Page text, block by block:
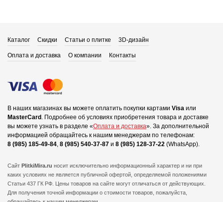
Каталог Скидки Статьи о плитке 3D-дизайн
Оплата и доставка О компании Контакты
В наших магазинах вы можете оплатить покупки картами Visa или
MasterCard . Подробнее об условиях приобретения товара и доставке
вы можете узнать в разделе «Оплата и доставка». За дополнительной
информацией обращайтесь к нашим менеджерам по телефонам:
8 (985) 185-49-84, 8 (985) 540-37-87 и 8 (985) 128-37-22 (WhatsApp).
Сайт PlitkiMira.ru носит исключительно информационный характер и ни при
каких условиях не является публичной офертой, определяемой положениями
Статьи 437 ГК РФ. Цены товаров на сайте могут отличаться от действующих.
Для получения точной информации о стоимости товаров, пожалуйста,